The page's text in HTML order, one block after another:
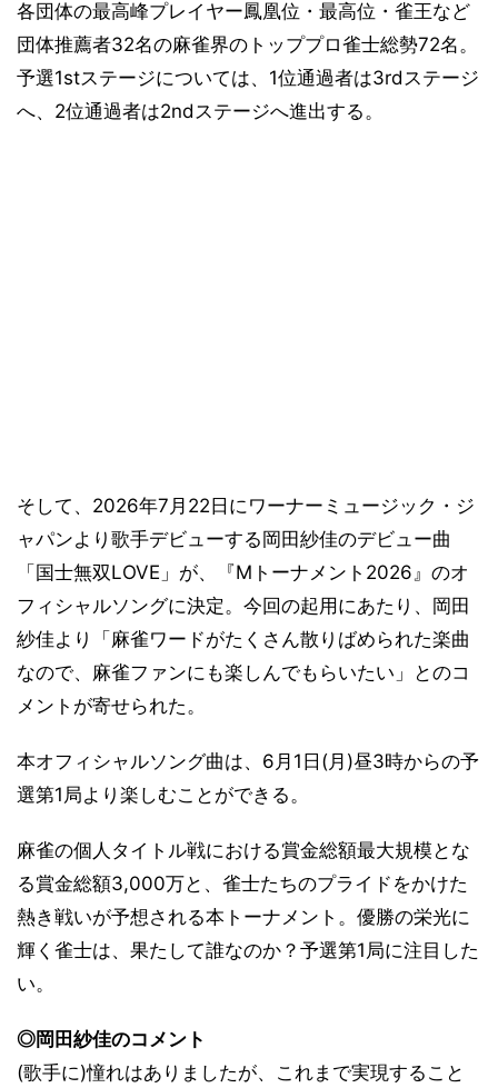
各団体の最高峰プレイヤー鳳凰位・最高位・雀王など
団体推薦者32名の麻雀界のトッププロ雀士総勢72名。
予選1stステージについては、1位通過者は3rdステージ
へ、2位通過者は2ndステージへ進出する。
そして、2026年7月22日にワーナーミュージック・ジ
ャパンより歌手デビューする岡田紗佳のデビュー曲
「国士無双LOVE」が、『Mトーナメント2026』のオ
フィシャルソングに決定。今回の起用にあたり、岡田
紗佳より「麻雀ワードがたくさん散りばめられた楽曲
なので、麻雀ファンにも楽しんでもらいたい」とのコ
メントが寄せられた。
本オフィシャルソング曲は、6月1日(月)昼3時からの予
選第1局より楽しむことができる。
麻雀の個人タイトル戦における賞金総額最大規模とな
る賞金総額3,000万と、雀士たちのプライドをかけた
熱き戦いが予想される本トーナメント。優勝の栄光に
輝く雀士は、果たして誰なのか？予選第1局に注目した
い。
◎岡田紗佳のコメント
(歌手に)憧れはありましたが、これまで実現すること